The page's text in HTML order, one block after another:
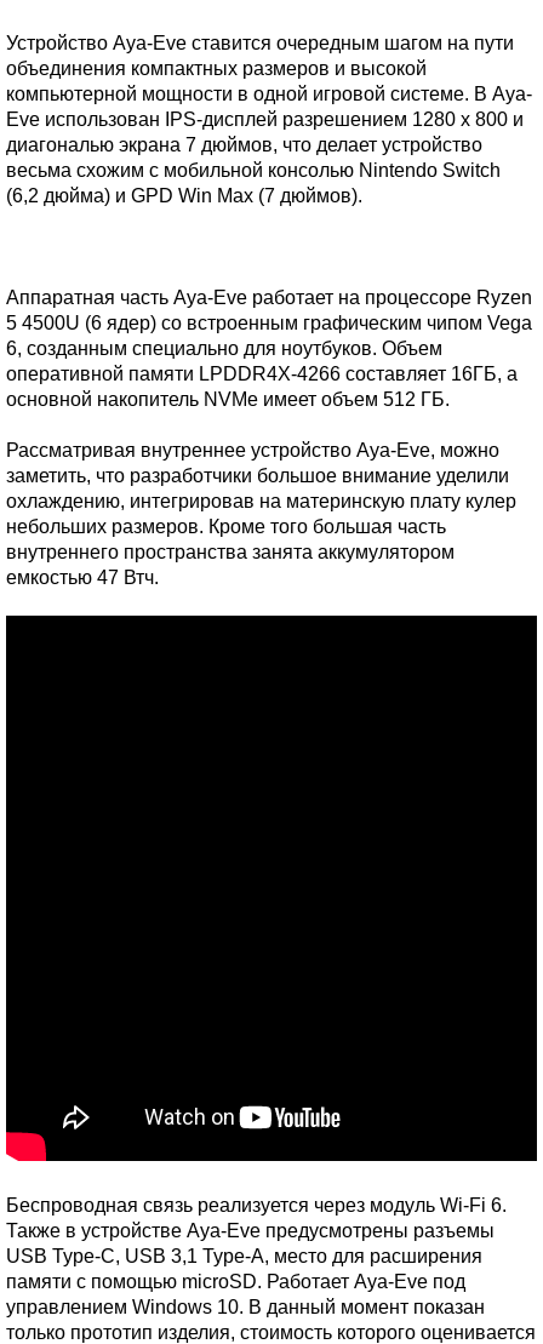
Устройство Aya-Eve ставится очередным шагом на пути
объединения компактных размеров и высокой
компьютерной мощности в одной игровой системе. В Aya-
Eve использован IPS-дисплей разрешением 1280 x 800 и
диагональю экрана 7 дюймов, что делает устройство
весьма схожим с мобильной консолью Nintendo Switch
(6,2 дюйма) и GPD Win Max (7 дюймов).
Аппаратная часть Aya-Eve работает на процессоре Ryzen
5 4500U (6 ядер) со встроенным графическим чипом Vega
6, созданным специально для ноутбуков. Объем
оперативной памяти LPDDR4X-4266 составляет 16ГБ, а
основной накопитель NVMe имеет объем 512 ГБ.
Рассматривая внутреннее устройство Aya-Eve, можно
заметить, что разработчики большое внимание уделили
охлаждению, интегрировав на материнскую плату кулер
небольших размеров. Кроме того большая часть
внутреннего пространства занята аккумулятором
емкостью 47 Втч.
Беспроводная связь реализуется через модуль Wi-Fi 6.
Также в устройстве Aya-Eve предусмотрены разъемы
USB Type-C, USB 3,1 Type-A, место для расширения
памяти с помощью microSD. Работает Aya-Eve под
управлением Windows 10. В данный момент показан
только прототип изделия, стоимость которого оценивается